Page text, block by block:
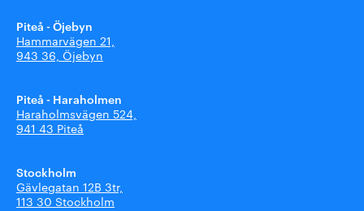
Piteå - Öjebyn
Hammarvägen 21,
943 36, Öjebyn
Piteå - Haraholmen
Haraholmsvägen 524,
941 43 Piteå
Stockholm
Gävlegatan 12B 3tr,
113 30 Stockholm